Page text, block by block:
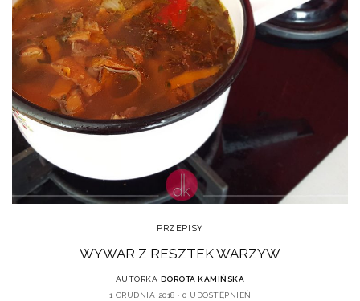
PRZEPISY
WYWAR Z RESZTEK WARZYW
AUTORKA DOROTA KAMIŃSKA
1 GRUDNIA 2018
0 UDOSTĘPNIEŃ